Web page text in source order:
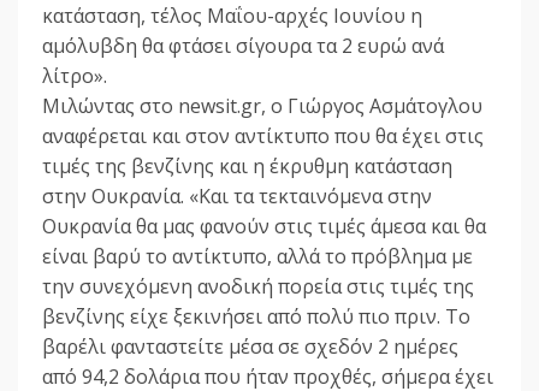
κατάσταση, τέλος Μαΐου-αρχές Ιουνίου η
αμόλυβδη θα φτάσει σίγουρα τα 2 ευρώ ανά
λίτρο».
Μιλώντας στο newsit.gr, o Γιώργος Ασμάτογλου
αναφέρεται και στον αντίκτυπο που θα έχει στις
τιμές της βενζίνης και η έκρυθμη κατάσταση
στην Ουκρανία. «Και τα τεκταινόμενα στην
Ουκρανία θα μας φανούν στις τιμές άμεσα και θα
είναι βαρύ το αντίκτυπο, αλλά το πρόβλημα με
την συνεχόμενη ανοδική πορεία στις τιμές της
βενζίνης είχε ξεκινήσει από πολύ πιο πριν. Το
βαρέλι φανταστείτε μέσα σε σχεδόν 2 ημέρες
από 94,2 δολάρια που ήταν προχθές, σήμερα έχει